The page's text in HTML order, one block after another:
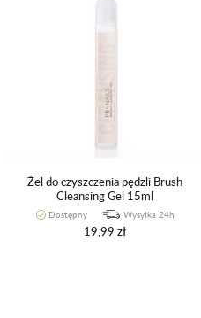
Żel do czyszczenia pędzli Brush
Cleansing Gel 15ml
Dostępny Wysyłka 24h
19,99 zł